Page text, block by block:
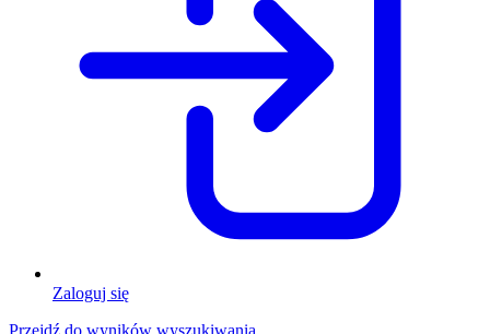
Zaloguj się